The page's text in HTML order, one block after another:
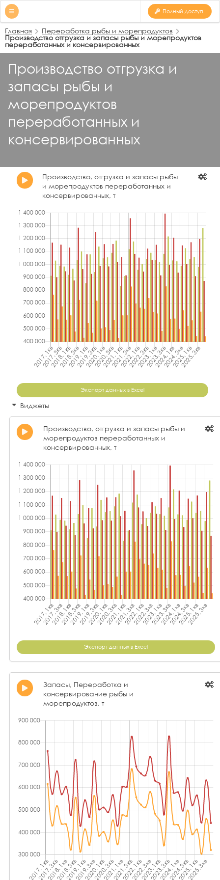
Полный доступ
Главная Переработка рыбы и морепродуктов
Производство отгрузка и запасы рыбы и морепродуктов
переработанных и консервированных
Производство отгрузка и
запасы рыбы и
морепродуктов
переработанных и
консервированных
Производство, отгрузка и запасы рыбы
и морепродуктов переработанных и
консервированных, т
Экспорт данных в Excel
Виджеты
Производство, отгрузка и запасы рыбы и
морепродуктов переработанных и
консервированных, т
Экспорт данных в Excel
Запасы, Переработка и
консервирование рыбы и
морепродуктов, т